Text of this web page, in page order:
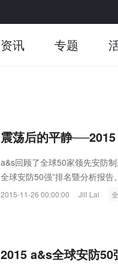
资讯 专题
震荡后的平静──2015
a&s回顾了全球50家领先安防
全球安防50强”排名暨分析报
素的交织影响下剧烈震荡。今
2015-11-26 00:00:00 Jill Lai
2015 a&s全球安防